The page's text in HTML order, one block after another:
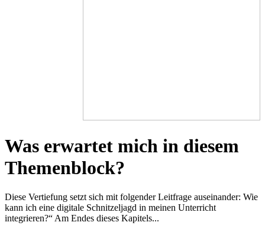
Was erwartet mich in diesem
Themenblock?
Diese Vertiefung setzt sich mit folgender Leitfrage auseinander: Wie
kann ich eine digitale Schnitzeljagd in meinen Unterricht
integrieren?“ Am Endes dieses Kapitels...